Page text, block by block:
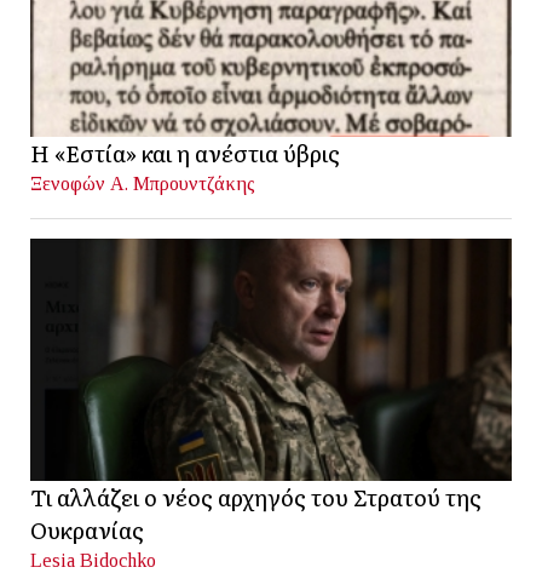
Η «Εστία» και η ανέστια ύβρις
Ξενοφών Α. Μπρουντζάκης
Τι αλλάζει ο νέος αρχηγός του Στρατού της
Ουκρανίας
Lesia Bidochko